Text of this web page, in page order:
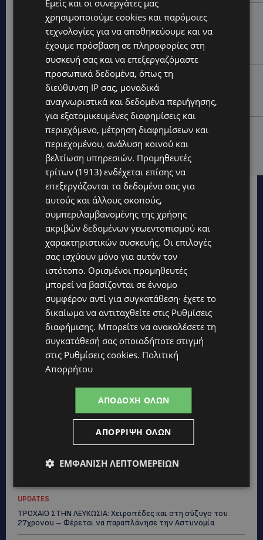
UPDATES
ΤΡΟΧΑΙΟ ΣΤΗΝ ΛΕΥΚΩΣΙΑ: Χειροπέδες και στη σύζυγο
του 27χρονου – Φέρεται να παραπλάνησε την
Αστυνομία
UPDATES
ΔΕΝ ΥΠΟΧΩΡΕΙ Ο ΚΑΥΣΩΝΑΣ: Νέα κίτρινη
προειδοποίηση για 40άρια – Πότε τίθεται σε ισχύ
UPDATES
VIRAL: Κοράκι πήρε στο κυνήγι γυναίκα – Η
απρόσμενη επίθεση καταγράφηκε σε βίντεο
Topics
ΧΩΡΙΣ ΣΩΣΣΙΒΙΟ Η ΘΑΛΑΣΣΙΑ ΣΥΝΔΕΣΗ ΚΥΠΡΟΥ-ΕΛΛΑΔΑΣ:
«Χωρίς επιδότηση το πλοίο δεν θα ξανασηκώσει άγκυρα»
ΜΑΡΙΝΟΣ ΚΩΝΣΤΑΝΤΙΝΙΔΗΣ: Οι πρωτοβουλίες για να
ξαναζωντανέψει η Μακαρίου και το κέντρο της Λευκωσίας-
UPDATES
ΤΡΟΧΑΙΟ ΣΤΗΝ ΛΕΥΚΩΣΙΑ: Χειροπέδες και στη σύζυγο του
27χρονου – Φέρεται να παραπλάνησε την Αστυνομία
Εμείς και οι συνεργάτες μας
χρησιμοποιούμε cookies και παρόμοιες
τεχνολογίες για να αποθηκεύουμε και να
έχουμε πρόσβαση σε πληροφορίες στη
συσκευή σας και να επεξεργαζόμαστε
προσωπικά δεδομένα, όπως τη
διεύθυνση IP σας, μοναδικά
αναγνωριστικά και δεδομένα περιήγησης,
για εξατομικευμένες διαφημίσεις και
περιεχόμενο, μέτρηση διαφημίσεων και
περιεχομένου, ανάλυση κοινού και
βελτίωση υπηρεσιών. Προμηθευτές
τρίτων (1913) ενδέχεται επίσης να
επεξεργάζονται τα δεδομένα σας για
αυτούς και άλλους σκοπούς,
συμπεριλαμβανομένης της χρήσης
ακριβών δεδομένων γεωεντοπισμού και
χαρακτηριστικών συσκευής. Οι επιλογές
σας ισχύουν μόνο για αυτόν τον
ιστότοπο. Ορισμένοι προμηθευτές
μπορεί να βασίζονται σε έννομο
συμφέρον αντί για συγκατάθεση· έχετε το
δικαίωμα να αντιταχθείτε στις Ρυθμίσεις
διαφήμισης. Μπορείτε να ανακαλέσετε τη
συγκατάθεσή σας οποιαδήποτε στιγμή
στις Ρυθμίσεις cookies. Πολιτική
Απορρήτου
ΑΠΟΔΟΧΉ ΌΛΩΝ
ΑΠΌΡΡΙΨΗ ΌΛΩΝ
ΕΜΦΆΝΙΣΗ ΛΕΠΤΟΜΕΡΕΙΏΝ